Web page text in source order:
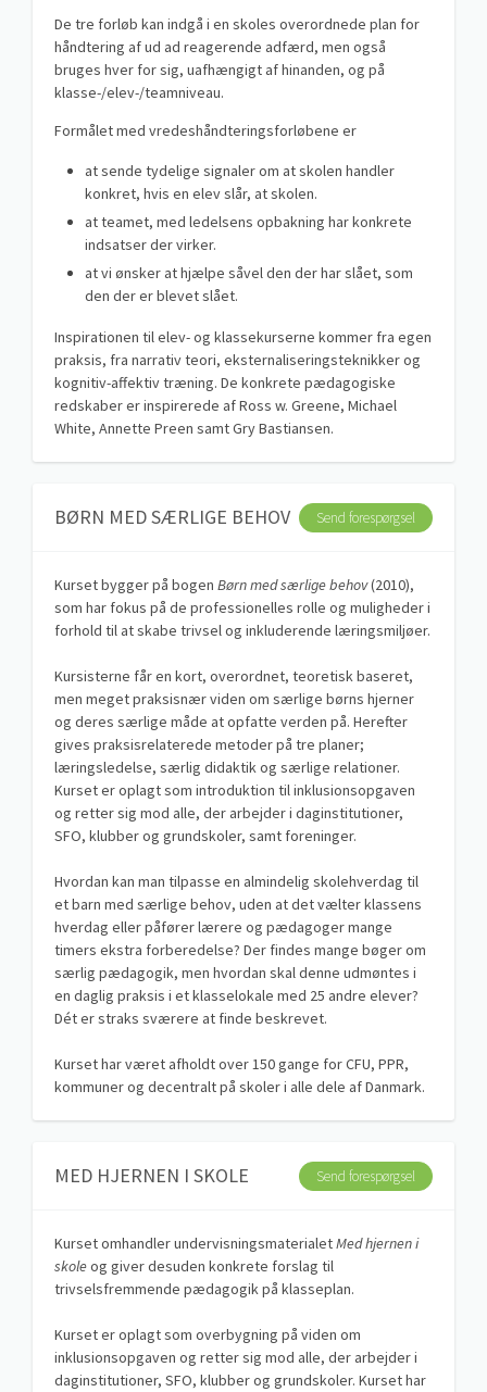
De tre forløb kan indgå i en skoles overordnede plan for
håndtering af ud ad reagerende adfærd, men også
bruges hver for sig, uafhængigt af hinanden, og på
klasse-/elev-/teamniveau.
Formålet med vredeshåndteringsforløbene er
at sende tydelige signaler om at skolen handler
konkret, hvis en elev slår, at skolen.
at teamet, med ledelsens opbakning har konkrete
indsatser der virker.
at vi ønsker at hjælpe såvel den der har slået, som
den der er blevet slået.
Inspirationen til elev- og klassekurserne kommer fra egen
praksis, fra narrativ teori, eksternaliseringsteknikker og
kognitiv-affektiv træning. De konkrete pædagogiske
redskaber er inspirerede af Ross w. Greene, Michael
White, Annette Preen samt Gry Bastiansen.
Send forespørgsel
BØRN MED SÆRLIGE BEHOV
Kurset bygger på bogen Børn med særlige behov(2010),
som har fokus på de professionelles rolle og muligheder i
forhold til at skabe trivsel og inkluderende læringsmiljøer.
Kursisterne får en kort, overordnet, teoretisk baseret,
men meget praksisnær viden om særlige børns hjerner
og deres særlige måde at opfatte verden på. Herefter
gives praksisrelaterede metoder på tre planer;
læringsledelse, særlig didaktik og særlige relationer.
Kurset er oplagt som introduktion til inklusionsopgaven
og retter sig mod alle, der arbejder i daginstitutioner,
SFO, klubber og grundskoler, samt foreninger.
Hvordan kan man tilpasse en almindelig skolehverdag til
et barn med særlige behov, uden at det vælter klassens
hverdag eller påfører lærere og pædagoger mange
timers ekstra forberedelse? Der findes mange bøger om
særlig pædagogik, men hvordan skal denne udmøntes i
en daglig praksis i et klasselokale med 25 andre elever?
Dét er straks sværere at finde beskrevet.
Kurset har været afholdt over 150 gange for CFU, PPR,
kommuner og decentralt på skoler i alle dele af Danmark.
Send forespørgsel
MED HJERNEN I SKOLE
Kurset omhandler undervisningsmaterialetMed hjernen i
skoleog giver desuden konkrete forslag til
trivselsfremmende pædagogik på klasseplan.
Kurset er oplagt som overbygning på viden om
inklusionsopgaven og retter sig mod alle, der arbejder i
daginstitutioner, SFO, klubber og grundskoler. Kurset har